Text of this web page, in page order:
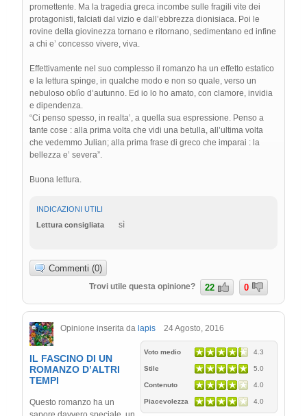
promettente. Ma la tragedia greca incombe sulle fragili vite dei
protagonisti, falciati dal vizio e dall’ebbrezza dionisiaca. Poi le
rovine della giovinezza tornano e ritornano, sedimentano ed infine
a chi e’ concesso vivere, viva.
Effettivamente nel suo complesso il romanzo ha un effetto estatico
e la lettura spinge, in qualche modo e non so quale, verso un
nebuloso oblìo d’autunno. Ed io lo ho amato, con clamore, invidia
e dipendenza.
“Ci penso spesso, in realta’, a quella sua espressione. Penso a
tante cose : alla prima volta che vidi una betulla, all’ultima volta
che vedemmo Julian; alla prima frase di greco che imparai : la
bellezza e’ severa”.
Buona lettura.
INDICAZIONI UTILI
Lettura consigliata
sì
Commenti (0)
Trovi utile questa opinione? 22 0
Opinione inserita da lapis 24 Agosto, 2016
Voto medio 4.3
Stile 5.0
Contenuto 4.0
Piacevolezza 4.0
IL FASCINO DI UN
ROMANZO D’ALTRI
TEMPI
Questo romanzo ha un